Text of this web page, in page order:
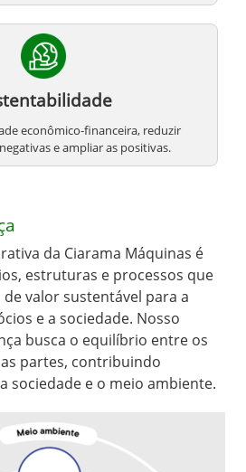
econômico-financeira, reduzir
e ampliar as positivas.
da Ciarama Máquinas é
estruturas e processos que
valor sustentável para a
e a sociedade. Nosso
busca o equilíbrio entre os
partes, contribuindo
sociedade e o meio ambiente.